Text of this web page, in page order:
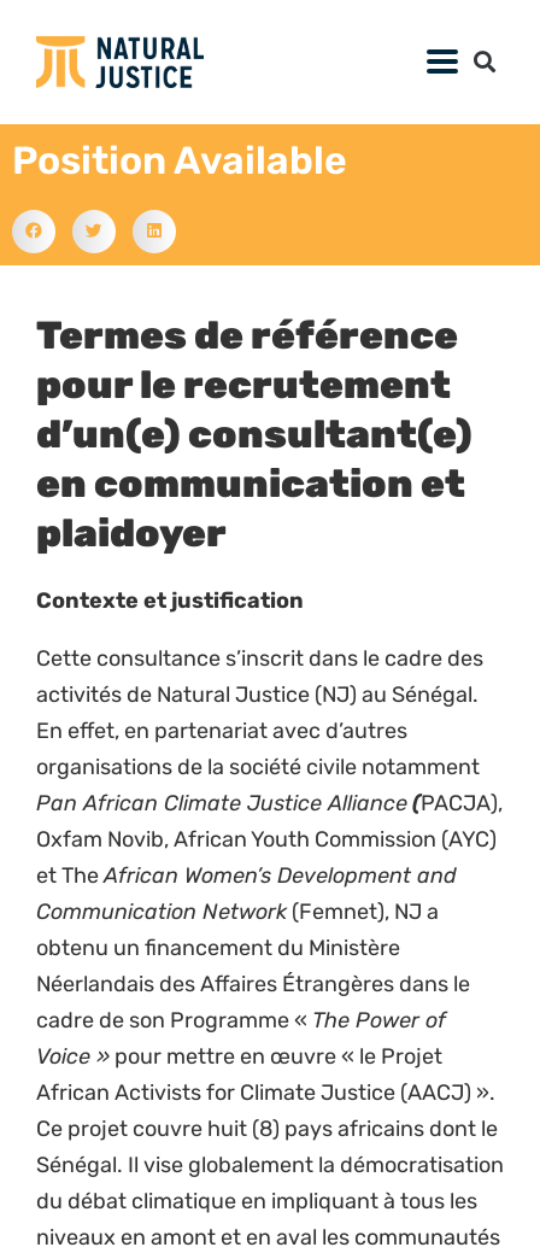
Position Available
Termes de référence
pour le recrutement
d’un(e) consultant(e)
en communication et
plaidoyer
Contexte et justification
Cette consultance s’inscrit dans le cadre des
activités de Natural Justice (NJ) au Sénégal.
En effet, en partenariat avec d’autres
organisations de la société civile notamment
Pan African Climate Justice Alliance(PACJA),
Oxfam Novib, African Youth Commission (AYC)
et TheAfrican Women’s Development and
Communication Network(Femnet), NJ a
obtenu un financement du Ministère
Néerlandais des Affaires Étrangères dans le
cadre de son Programme « The Power of
Voice » pour mettre en œuvre « le Projet
African Activists for Climate Justice (AACJ) ».
Ce projet couvre huit (8) pays africains dont le
Sénégal. Il vise globalement la démocratisation
du débat climatique en impliquant à tous les
niveaux en amont et en aval les communautés